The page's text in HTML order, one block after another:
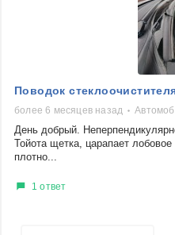
Поводок
более 6 месяцев назад
День добрый.
Тойота щетка, царапает
плотно...
1 ответ